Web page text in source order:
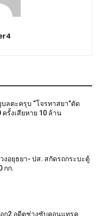
ลตะครุบ “โจรทาสยา”ตัด
ครั้งเสียหาย 10 ล้าน
งอยุธยา- ปส. สกัดรถกระบะตู้
กก.
ก2 อดีตช่างซับคอนแทรค